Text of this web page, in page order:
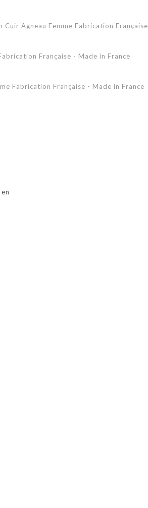
Cuir Agneau Femme Fabrication Française
Française - Made in France
Fabrication Française - Made in France
- Made in France